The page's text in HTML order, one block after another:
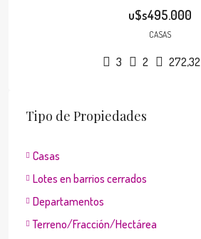
u$s495.000
CASAS
3 2 272,32
Tipo de Propiedades
Casas
Lotes en barrios cerrados
Departamentos
Terreno/Fracción/Hectárea